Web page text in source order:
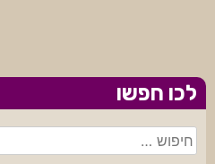
לכו חפשו
חיפוש: